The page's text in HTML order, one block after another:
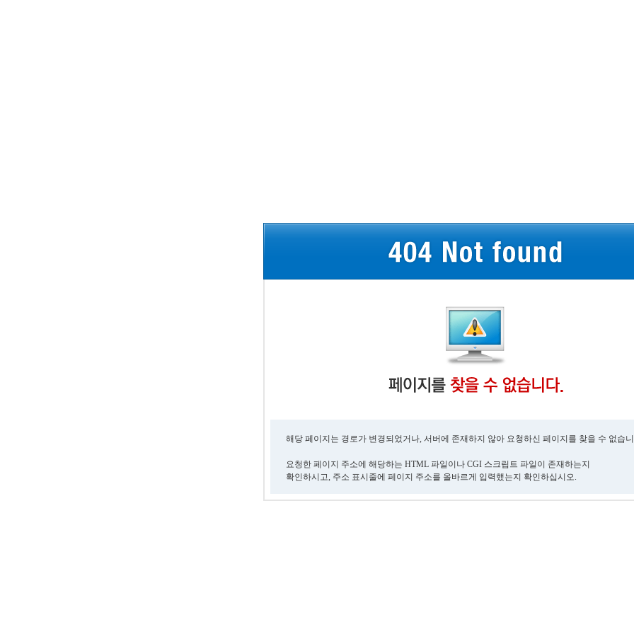
해당 페이지는 경로가 변경되었거나, 서버에 존재하지 않아 요청하신 페이지를 찾을 수 없습
요청한 페이지 주소에 해당하는 HTML 파일이나 CGI 스크립트 파일이 존재하는지
확인하시고, 주소 표시줄에 페이지 주소를 올바르게 입력했는지 확인하십시오.